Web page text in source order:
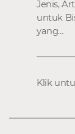
Jenis,
untuk
yang…
Klik